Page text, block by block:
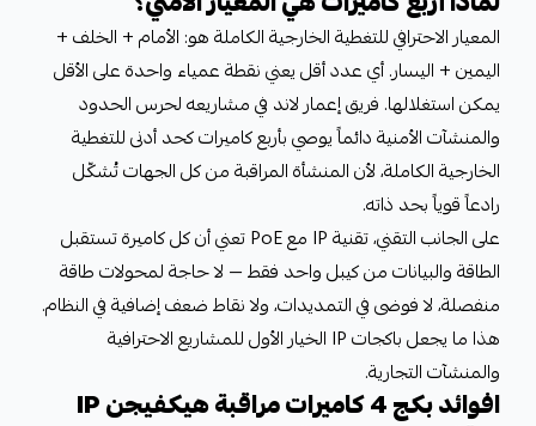
المعيار الاحترافي للتغطية الخارجية الكاملة هو: الأمام + الخلف +
اليمين + اليسار. أي عدد أقل يعني نقطة عمياء واحدة على الأقل
يمكن استغلالها. فريق إعمار لاند في مشاريعه لحرس الحدود
والمنشآت الأمنية دائماً يوصي بأربع كاميرات كحد أدنى للتغطية
الخارجية الكاملة، لأن المنشأة المراقبة من كل الجهات تُشكّل
رادعاً قوياً بحد ذاته.
على الجانب التقني، تقنية IP مع PoE تعني أن كل كاميرة تستقبل
الطاقة والبيانات من كيبل واحد فقط — لا حاجة لمحولات طاقة
منفصلة، لا فوضى في التمديدات، ولا نقاط ضعف إضافية في النظام.
هذا ما يجعل باكجات IP الخيار الأول للمشاريع الاحترافية
والمنشآت التجارية.
افوائد بكج 4 كاميرات مراقبة هيكفيجن IP